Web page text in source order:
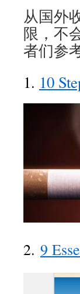
从国外
限，不
者们参
1. 10
2. 9